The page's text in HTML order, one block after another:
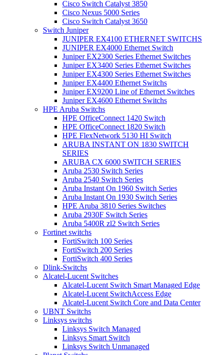
Cisco Switch Catalyst 3850
Cisco Nexus 5000 Series
Cisco Switch Catalyst 3650
Switch Juniper
JUNIPER EX4100 ETHERNET SWITCHS
JUNIPER EX4000 Ethernet Switch
Juniper EX2300 Series Ethernet Switches
Juniper EX3400 Series Ethernet Switches
Juniper EX4300 Series Ethernet Switches
Juniper EX4400 Ethernet Switchs
Juniper EX9200 Line of Ethernet Switches
Juniper EX4600 Ethernet Switchs
HPE Aruba Switchs
HPE OfficeConnect 1420 Switch
HPE OfficeConnect 1820 Switch
HPE FlexNetwork 5130 HI Switch
ARUBA INSTANT ON 1830 SWITCH
SERIES
ARUBA CX 6000 SWITCH SERIES
Aruba 2530 Switch Series
Aruba 2540 Switch Series
Aruba Instant On 1960 Switch Series
Aruba Instant On 1930 Switch Series
HPE Aruba 3810 Series Switches
Aruba 2930F Switch Series
Aruba 5400R zl2 Switch Series
Fortinet switchs
FortiSwitch 100 Series
FortiSwitch 200 Series
FortiSwitch 400 Series
Dlink-Switchs
Alcatel-Lucent Switches
Alcatel-Lucent Switch Smart Managed Edge
Alcatel-Lucent SwitchAccess Edge
Alcatel-Lucent Switch Core and Data Center
UBNT Switchs
Linksys switchs
Linksys Switch Managed
Linksys Smart Switch
Linksys Switch Unmanaged